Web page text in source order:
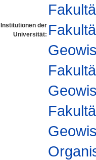
Institutionen der
Universität: